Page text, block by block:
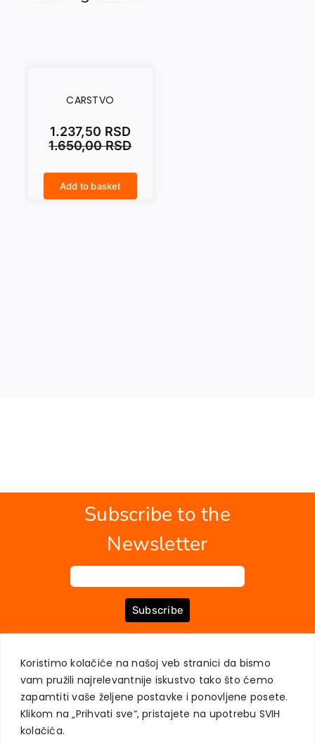
Koristimo kolačiće na našoj veb stranici da bismo
vam pružili najrelevantnije iskustvo tako što ćemo
zapamtiti vaše željene postavke i ponovljene posete.
Klikom na „Prihvati sve“, pristajete na upotrebu SVIH
kolačića.
CARSTVO
1.650,00RSD
1.237,50 RSD
Add to basket
Subscribe to the
Newsletter
Subscribe
ABOUT US BOOKS MY ACCOUNT CONTACT
TERMS OF PURCHASE
USER PRIVACY PROTECTION